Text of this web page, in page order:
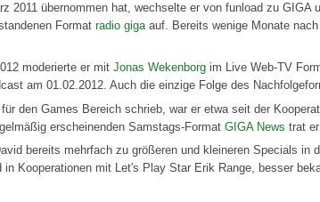
2011 übernommen hat, wechselte er von funload zu
Format radio gigaauf. Bereits wenige Monate
moderierte er mit Jonas Wekenborg im Live Web-TV
am 01.02.2012. Auch die einzige Folge des
den Games Bereich schrieb, war er etwa seit der
erscheinenden Samstags-Format GIGA News trat
bereits mehrfach zu größeren und kleineren Specials
Kooperationen mit Let's Play Star Erik Range, besser